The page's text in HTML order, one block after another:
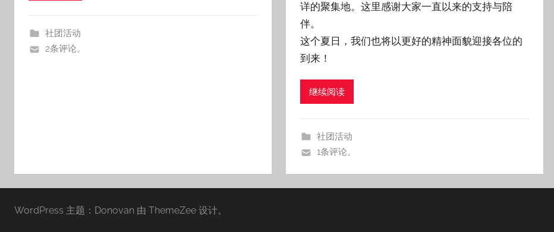
社团活动
2条评论。
详的聚集地。这里感谢大家一直以来的支持与陪
伴。
这个夏日，我们也将以更好的精神面貌迎接各位的
到来！
继续阅读
社团活动
1条评论。
WordPress 主题：Donovan 由 ThemeZee 设计。